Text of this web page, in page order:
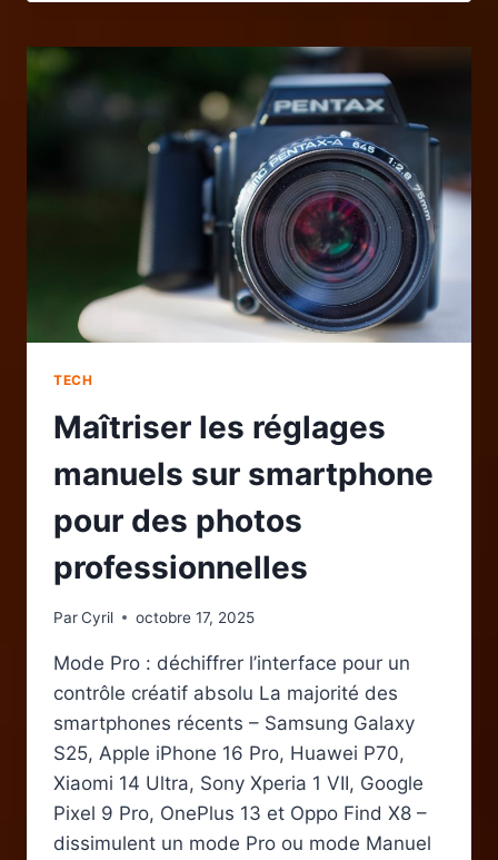
POUR
IMPRESSION
3D
CONSEILS
ERREURS
ÉVITER
TECH
Maîtriser les réglages
manuels sur smartphone
pour des photos
professionnelles
ParCyril octobre 17, 2025
Mode Pro : déchiffrer l’interface pour un
contrôle créatif absolu La majorité des
smartphones récents – Samsung Galaxy
S25, Apple iPhone 16 Pro, Huawei P70,
Xiaomi 14 Ultra, Sony Xperia 1 VII, Google
Pixel 9 Pro, OnePlus 13 et Oppo Find X8 –
dissimulent un mode Pro ou mode Manuel